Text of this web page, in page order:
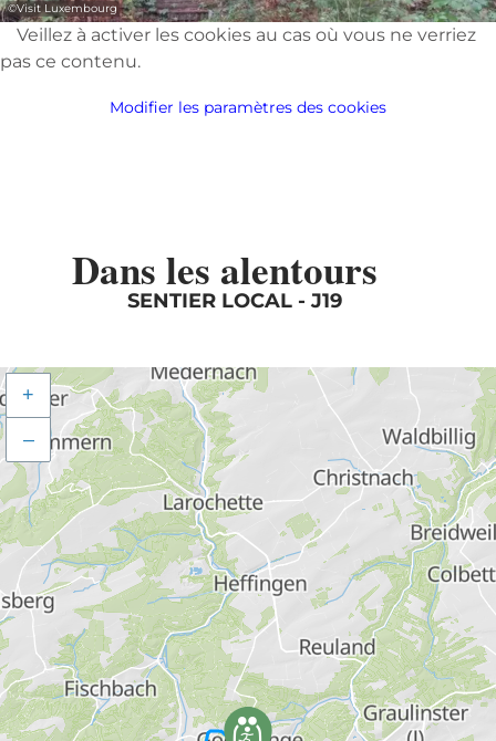
©Visit Luxembourg
Veillez à activer les cookies au cas où vous ne verriez
pas ce contenu.
Modifier les paramètres des cookies
Dans les alentours
SENTIER LOCAL - J19
+
–